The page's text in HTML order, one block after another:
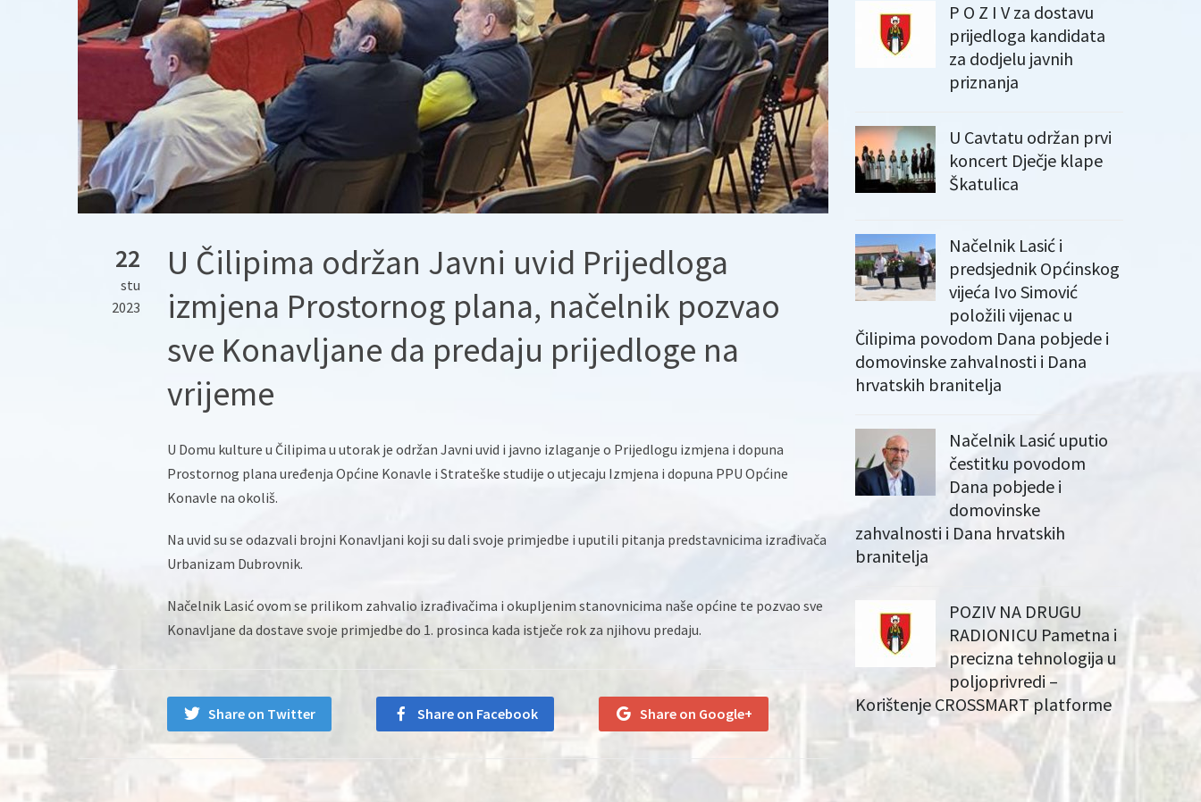
22
stu
2023
U Čilipima održan Javni uvid Prijedloga
izmjena Prostornog plana, načelnik pozvao
sve Konavljane da predaju prijedloge na
vrijeme
U Domu kulture u Čilipima u utorak je održan Javni uvid i javno izlaganje o Prijedlogu izmjena i dopuna
Prostornog plana uređenja Općine Konavle i Strateške studije o utjecaju Izmjena i dopuna PPU Općine
Konavle na okoliš.
Na uvid su se odazvali brojni Konavljani koji su dali svoje primjedbe i uputili pitanja predstavnicima izrađivača
Urbanizam Dubrovnik.
Načelnik Lasić ovom se prilikom zahvalio izrađivačima i okupljenim stanovnicima naše općine te pozvao sve
Konavljane da dostave svoje primjedbe do 1. prosinca kada istječe rok za njihovu predaju.
Share on Twitter Share on Facebook Share on Google+
P O Z I V za dostavu
prijedloga kandidata
za dodjelu javnih
priznanja
U Cavtatu održan prvi
koncert Dječje klape
Škatulica
Načelnik Lasić i
predsjednik Općinskog
vijeća Ivo Simović
položili vijenac u
Čilipima povodom Dana pobjede i
domovinske zahvalnosti i Dana
hrvatskih branitelja
Načelnik Lasić uputio
čestitku povodom
Dana pobjede i
domovinske
zahvalnosti i Dana hrvatskih
branitelja
POZIV NA DRUGU
RADIONICU Pametna i
precizna tehnologija u
poljoprivredi –
Korištenje CROSSMART platforme